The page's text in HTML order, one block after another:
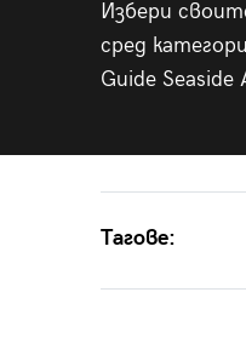
Избери
сред
Guide Seaside
Тагове: